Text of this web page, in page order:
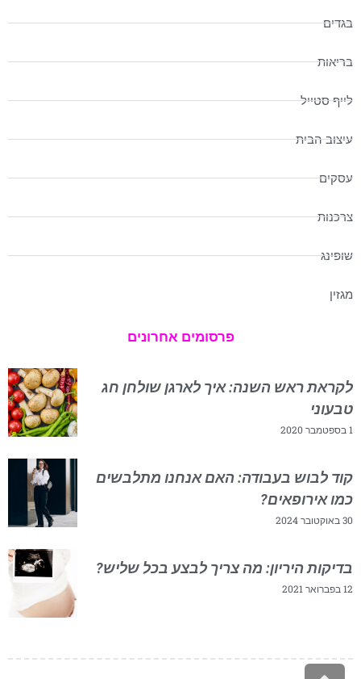
בגדים
בריאות
לייף סטייל
עיצוב הבית
עסקים
צרכנות
שופינג
מגזין
פרסומים אחרונים
לקראת ראש השנה: איך לארגן שולחן חג
טבעוני
1 בספטמבר 2020
קוד לבוש בעבודה: האם אנחנו מתלבשים
כמו אירופאים?
30 באוקטובר 2024
בדיקות היריון: מה צריך לבצע בכל שליש?
12 בפברואר 2021